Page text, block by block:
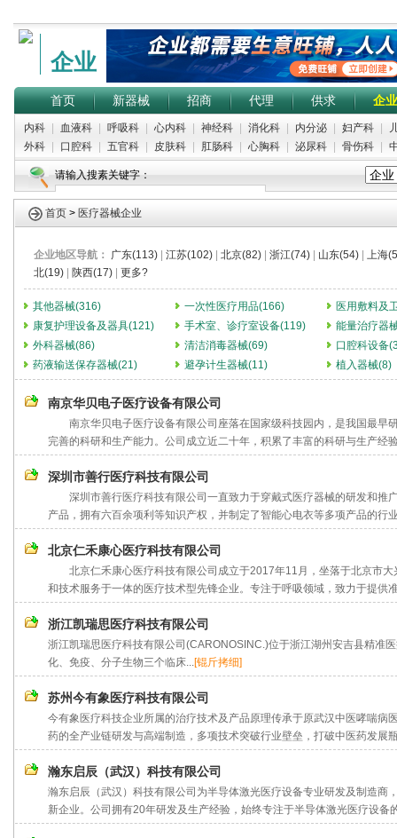
企业
首页 新器械 招商 代理 供求 企业
内科 血液科 呼吸科 心内科 神经科 消化科 内分泌 妇产科
外科
口腔科 五官科 皮肤科 肛肠科 心胸科 泌尿科 骨伤科
请输入搜素关键字：
首页 > 医疗器械企业
企业地区导航： 广东(113) 江苏(102) 北京(82) 浙江(74) 山东(54)
上海
北(19)
陕西(17) 更多?
其他器械(316) 一次性医疗用品(166)
医用敷料及
康复护理设备及器具(121)
手术室、诊疗室设备(119)
能量治疗器
外科器械(86)
清洁消毒器械(69)
口腔科设备
药液输送保存器械(21)
避孕计生器械(11) 植入器械(8)
南京华贝电子医疗设备有限公司
南京华贝电子医疗设备有限公司座落在国家级科技园内，是我国最早
完善的科研和生产能力。公司成立近二十年，积累了丰富的科研与生产经
深圳市善行医疗科技有限公司
深圳市善行医疗科技有限公司一直致力于穿戴式医疗器械的研发和推
产品，拥有六百余项利等知识产权，并制定了智能心电衣等多项产品的行
北京仁禾康心医疗科技有限公司
北京仁禾康心医疗科技有限公司成立于2017年11月，坐落于北京市大
和技术服务于一体的医疗技术型先锋企业。专注于呼吸领域，致力于提供
浙江凯瑞思医疗科技有限公司
浙江凯瑞思医疗科技有限公司(CARONOSINC.)位于浙江湖州安吉县精准
化、免疫、分子生物三个临床...[锟斤拷细]
苏州今有象医疗科技有限公司
今有象医疗科技企业所属的治疗技术及产品原理传承于原武汉中医哮喘病
药的全产业链研发与高端制造，多项技术突破行业壁垒，打破中医药发展
瀚东启辰（武汉）科技有限公司
瀚东启辰（武汉）科技有限公司为半导体激光医疗设备专业研发及制造商
新企业。公司拥有20年研发及生产经验，始终专注于半导体激光医疗设备